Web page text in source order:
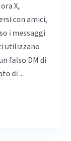
X,
con amici,
i messaggi
utilizzano
falso DM di
di ...